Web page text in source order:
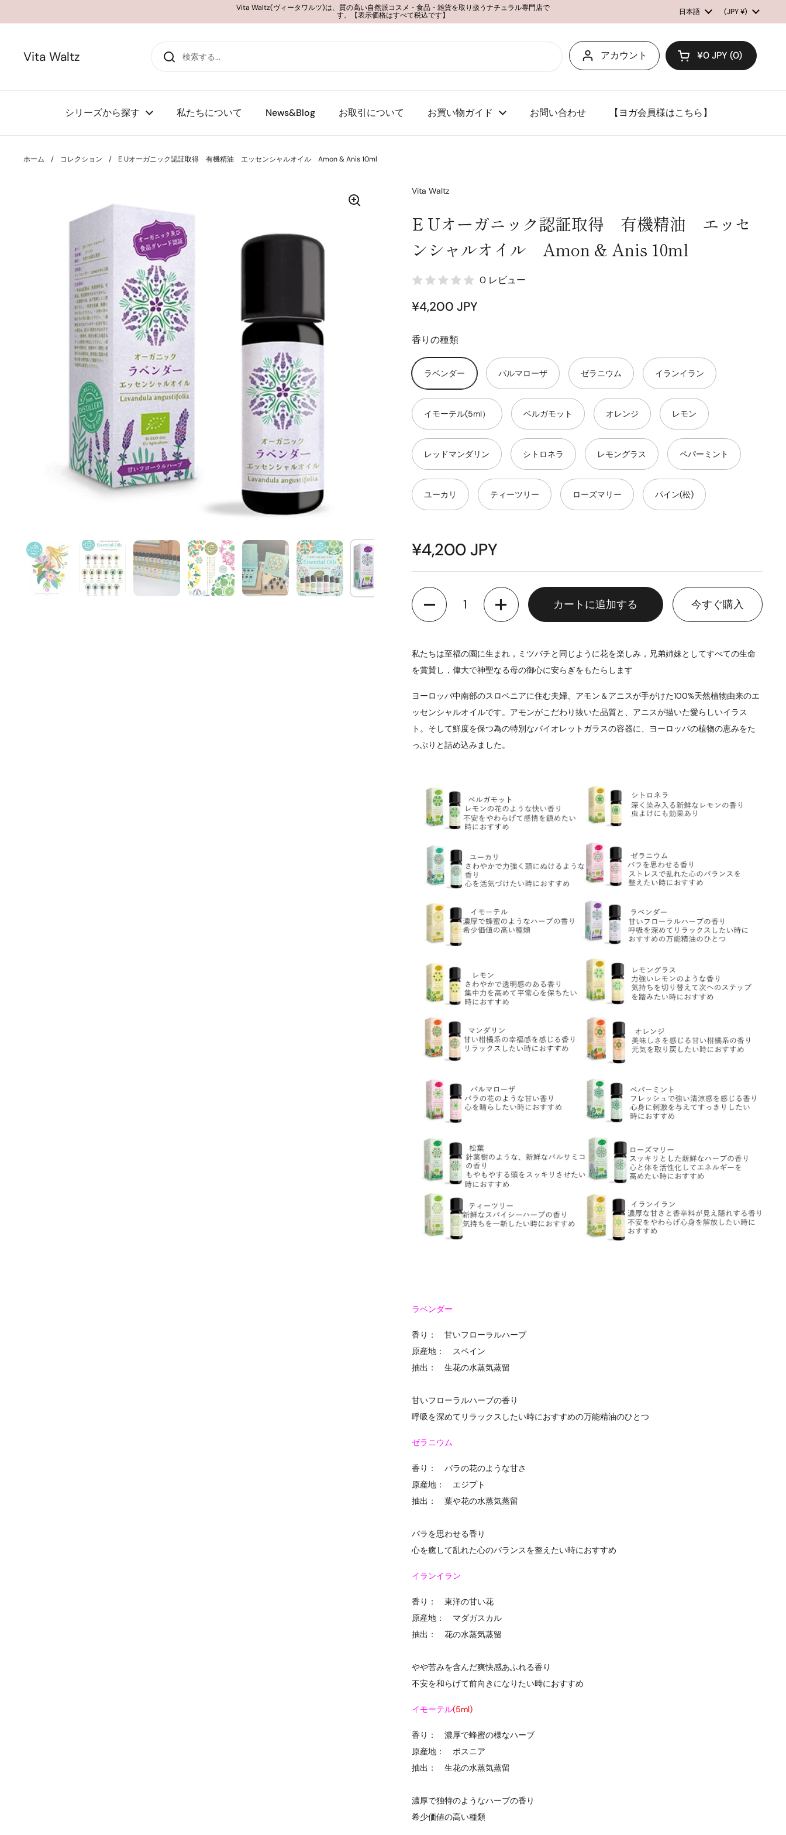
Vita Waltz(ヴィータワルツ)は、質の高い自然派コスメ・食品・雑貨を取り扱うナチュラル専門店で
す。【表示価格はすべて税込です】
言語
日本語 国/地域
(JPY ¥)
Vita Waltz アカウント カートを開く
¥0 JPY 0
シリーズから探す 私たちについて News&Blog お取引について お買い物ガイド お問い合わせ 【ヨガ会員様はこちら】
ホーム / コレクション / E Uオーガニック認証取得 有機精油 エッセンシャルオイル Amon & Anis 10ml
Vita Waltz
E Uオーガニック認証取得 有機精油 エッセ
ンシャルオイル Amon & Anis 10ml
0 レビュー
¥4,200 JPY
香りの種類
ラベンダー パルマローザ ゼラニウム イランイラン
イモーテル(5ml） ベルガモット オレンジ レモン
レッドマンダリン シトロネラ レモングラス ペパーミント
ユーカリ ティーツリー ローズマリー パイン(松)
¥4,200 JPY
数量
カートに追加する 今すぐ購入
私たちは至福の園に生まれ，ミツバチと同じように花を楽しみ，兄弟姉妹としてすべての生命
を賞賛し，偉大で神聖なる母の御心に安らぎをもたらします
ヨーロッパ中南部のスロベニアに住む夫婦、アモン＆アニスが手がけた100%天然植物由来のエ
ッセンシャルオイルです。アモンがこだわり抜いた品質と、アニスが描いた愛らしいイラス
ト。そして鮮度を保つ為の特別なバイオレットガラスの容器に、ヨーロッパの植物の恵みをた
っぷりと詰め込みました。
ラベンダー
香り： 甘いフローラルハーブ
原産地： スペイン
抽出： 生花の水蒸気蒸留
甘いフローラルハーブの香り
呼吸を深めてリラックスしたい時におすすめの万能精油のひとつ
ゼラニウム
香り： バラの花のような甘さ
原産地： エジプト
抽出： 葉や花の水蒸気蒸留
バラを思わせる香り
心を癒して乱れた心のバランスを整えたい時におすすめ
イランイラン
香り： 東洋の甘い花
原産地： マダガスカル
抽出： 花の水蒸気蒸留
やや苦みを含んだ爽快感あふれる香り
不安を和らげて前向きになりたい時におすすめ
イモーテル(5ml)
香り： 濃厚で蜂蜜の様なハーブ
原産地： ボスニア
抽出： 生花の水蒸気蒸留
濃厚で独特のようなハーブの香り
希少価値の高い種類